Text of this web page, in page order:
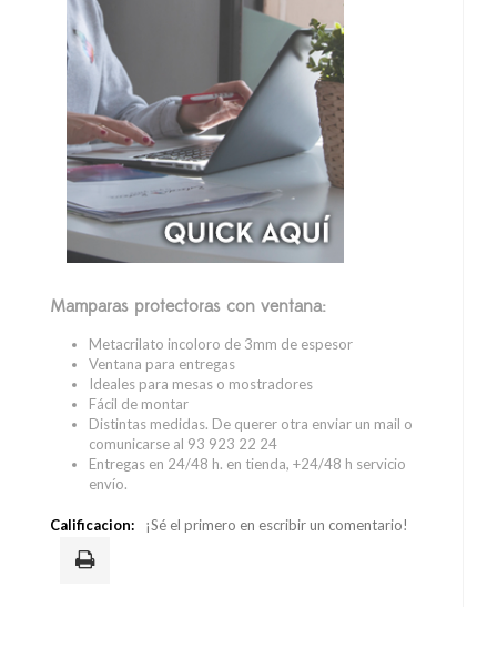
Mamparas protectoras con ventana:
Metacrilato incoloro de 3mm de espesor
Ventana para entregas
Ideales para mesas o mostradores
Fácil de montar
Distintas medidas. De querer otra enviar un mail o
comunicarse al 93 923 22 24
Entregas en 24/48 h. en tienda, +24/48 h servicio
envío.
Calificacion: ¡Sé el primero en escribir un comentario!